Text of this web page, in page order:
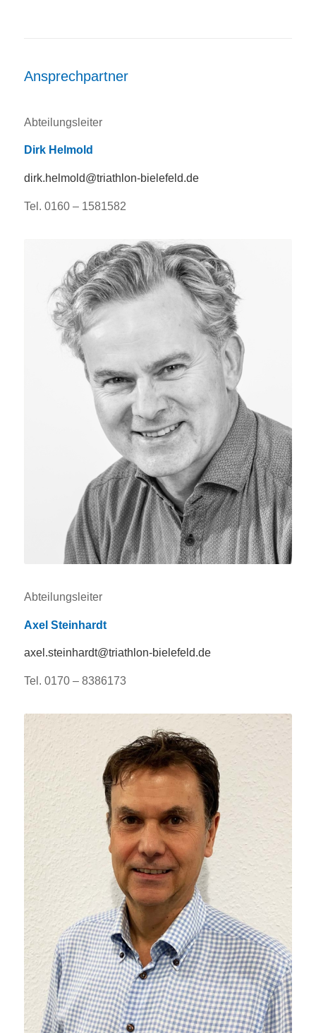
Ansprechpartner
Abteilungsleiter
Dirk Helmold
dirk.helmold@triathlon-bielefeld.de
Tel. 0160 – 1581582
Abteilungsleiter
Axel Steinhardt
axel.steinhardt@triathlon-bielefeld.de
Tel. 0170 – 8386173